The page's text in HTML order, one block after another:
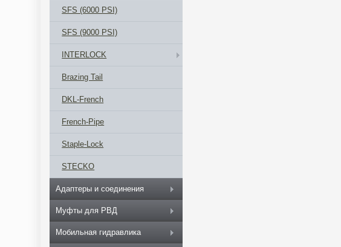
SFS (6000 PSI)
SFS (9000 PSI)
INTERLOCK
Brazing Tail
DKL-French
French-Pipe
Staple-Lock
STECKO
Адаптеры и соединения
Муфты для РВД
Мобильная гидравлика